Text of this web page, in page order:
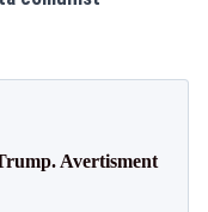
Avertisment